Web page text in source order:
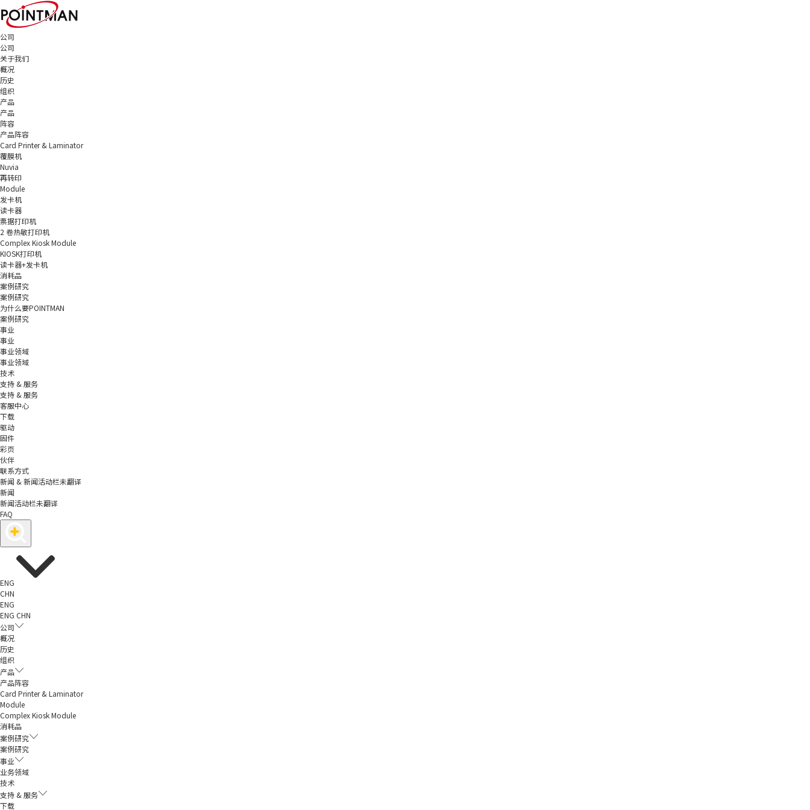
公司
公司
关于我们
概况
历史
组织
产品
产品
阵容
产品阵容
Card Printer & Laminator
覆膜机
Nuvia
再转印
Module
发卡机
读卡器
票据打印机
2 卷热敏打印机
Complex Kiosk Module
KIOSK打印机
读卡器+发卡机
消耗品
案例研究
案例研究
为什么要POINTMAN
案例研究
事业
事业
事业领域
事业领域
技术
支持 & 服务
支持 & 服务
客服中心
下载
驱动
固件
彩页
伙伴
联系方式
新闻 & 新闻活动栏未翻译
新闻
新闻活动栏未翻译
FAQ
ENG
CHN
ENG
ENG CHN
公司
概况
历史
组织
产品
产品阵容
Card Printer & Laminator
Module
Complex Kiosk Module
消耗品
案例研究
案例研究
事业
业务领域
技术
支持 & 服务
下载